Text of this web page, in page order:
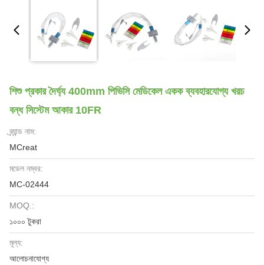
শিশু প্রকার দৈর্ঘ্য 400mm পিভিসি মেডিকেল একক ব্যবহারযোগ্য খরচ
বন্ধ সিস্টেম আকার 10FR
ব্র্যান্ড নাম:
MCreat
মডেল নম্বর:
MC-02444
MOQ.:
১০০০ টুকরা
মূল্য:
আলোচনাযোগ্য